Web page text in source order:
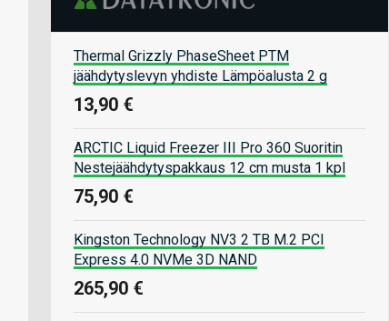
Thermal Grizzly PhaseSheet PTM
jäähdytyslevyn yhdiste Lämpöalusta 2 g
13,90 €
ARCTIC Liquid Freezer III Pro 360 Suoritin
Nestejäähdytyspakkaus 12 cm musta 1 kpl
75,90 €
Kingston Technology NV3 2 TB M.2 PCI
Express 4.0 NVMe 3D NAND
265,90 €